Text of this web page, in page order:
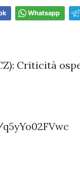
Whatsapp
Criticità